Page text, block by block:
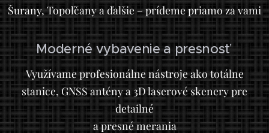
Šurany, Topoľčany a ďalšie – prídeme priamo za vami
Moderné vybavenie a presnosť
Využívame profesionálne nástroje ako totálne
stanice, GNSS antény a 3D laserové skenery pre
detailné
a presné merania